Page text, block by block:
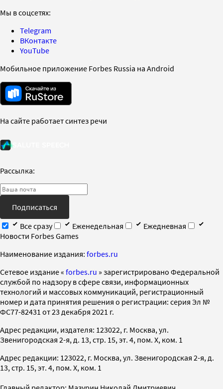
Мы в соцсетях:
Telegram
ВКонтакте
YouTube
Мобильное приложение Forbes Russia на Android
На сайте работает синтез речи
Рассылка:
Подписаться
Все сразу
Еженедельная
Ежедневная
Новости Forbes Games
Наименование издания: forbes.ru
Cетевое издание « forbes.ru » зарегистрировано Федеральной
службой по надзору в сфере связи, информационных
технологий и массовых коммуникаций, регистрационный
номер и дата принятия решения о регистрации: серия Эл №
ФС77-82431 от 23 декабря 2021 г.
Адрес редакции, издателя: 123022, г. Москва, ул.
Звенигородская 2-я, д. 13, стр. 15, эт. 4, пом. X, ком. 1
Адрес редакции: 123022, г. Москва, ул. Звенигородская 2-я, д.
13, стр. 15, эт. 4, пом. X, ком. 1